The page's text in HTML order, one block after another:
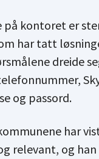
på kontoret er
har tatt
dreide
og passord.
har
relevant, og